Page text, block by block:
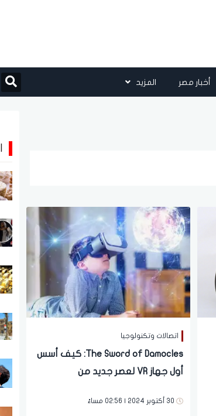
أخبار مصر المزيد
اتصالات وتكنولوجيا
The Sword of Damocles: كيف أسس
أول جهاز VR لعصر جديد من
30 أكتوبر 2024 | 02:56 مساءً